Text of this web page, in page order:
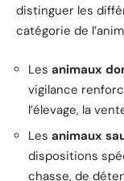
distinguer les
catégorie de
Les animaux
vigilance
l’élevage, la
Les animaux
dispositions
chasse, de